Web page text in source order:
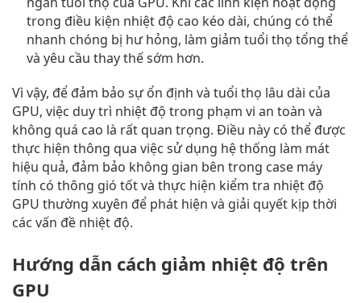
trong điều kiện nhiệt độ cao kéo dài, chúng có thể
nhanh chóng bị hư hỏng, làm giảm tuổi thọ tổng thể
và yêu cầu thay thế sớm hơn.
Vì vậy, để đảm bảo sự ổn định và tuổi thọ lâu dài của
GPU, việc duy trì nhiệt độ trong phạm vi an toàn và
không quá cao là rất quan trọng. Điều này có thể được
thực hiện thông qua việc sử dụng hệ thống làm mát
hiệu quả, đảm bảo không gian bên trong case máy
tính có thông gió tốt và thực hiện kiểm tra nhiệt độ
GPU thường xuyên để phát hiện và giải quyết kịp thời
các vấn đề nhiệt độ.
Hướng dẫn cách giảm nhiệt độ trên
GPU